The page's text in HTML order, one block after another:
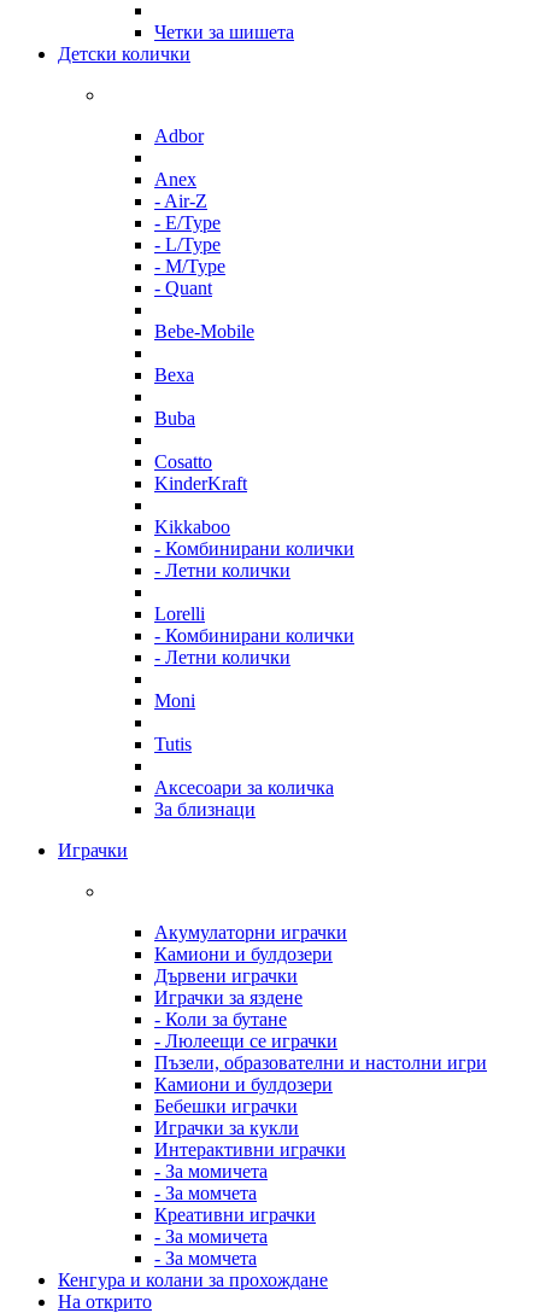
Четки за шишета
Детски колички
Adbor
Anex
- Air-Z
- E/Type
- L/Type
- M/Type
- Quant
Bebe-Mobile
Bexa
Buba
Cosatto
KinderKraft
Kikkaboo
- Комбинирани колички
- Летни колички
Lorelli
- Комбинирани колички
- Летни колички
Moni
Tutis
Аксесоари за количка
За близнаци
Играчки
Акумулаторни играчки
Камиони и булдозери
Дървени играчки
Играчки за яздене
- Коли за бутане
- Люлеещи се играчки
Пъзели, образователни и настолни игри
Камиони и булдозери
Бебешки играчки
Играчки за кукли
Интерактивни играчки
- За момичета
- За момчета
Креативни играчки
- За момичета
- За момчета
Кенгура и колани за прохождане
На открито